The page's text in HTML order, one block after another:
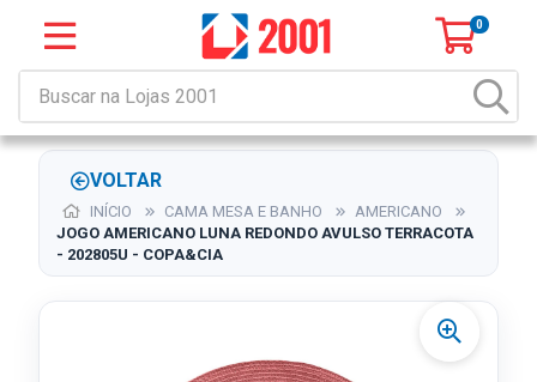
0
VOLTAR
INÍCIO CAMA MESA E BANHO
AMERICANO
JOGO AMERICANO LUNA REDONDO AVULSO TERRACOTA
- 202805U - COPA&CIA